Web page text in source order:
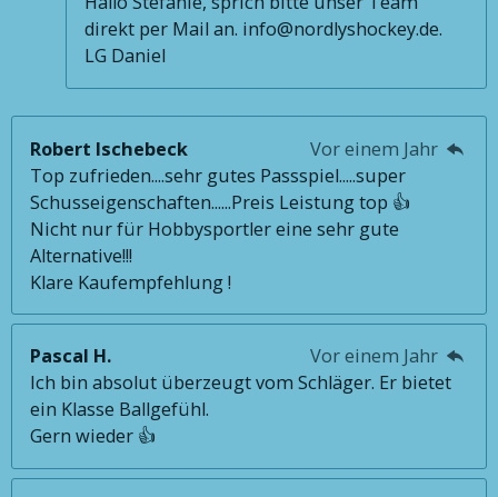
direkt per Mail an. info@nordlyshockey.de.
LG Daniel
Robert Ischebeck
Vor einem Jahr
Top zufrieden....sehr gutes Passspiel.....super
Schusseigenschaften......Preis Leistung top 👍
Nicht nur für Hobbysportler eine sehr gute
Alternative!!!
Klare Kaufempfehlung !
Pascal H.
Vor einem Jahr
Ich bin absolut überzeugt vom Schläger. Er bietet
ein Klasse Ballgefühl.
Gern wieder 👍